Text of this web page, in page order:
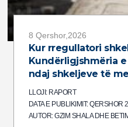
8 Qershor,2026
Kur rregullatori
Kundërligjshmëria
ndaj shkeljeve të
LLOJI: RAPORT
DATA E PUBLIKIMIT: QERSHOR
AUTOR: GZIM SHALA DHE